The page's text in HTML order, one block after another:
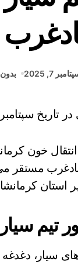
7, 2025 بدون
سپتامبر 7, 2025
مستقر
استان
تیم سیار
سیار،